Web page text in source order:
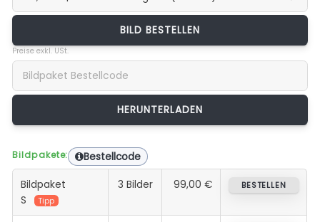
BILD BESTELLEN
Preise exkl. USt.
Bildpakete: Bestellcode
Bildpaket
S
Tipp
3 Bilder 99,00 € BESTELLEN